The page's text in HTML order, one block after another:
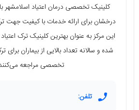
کلینیک تخصصی درمان اعتیاد اسلامشهر
درخشان برای ارائه خدمات با کیفیت جهت
این مرکز به عنوان بهترین کلینیک ترک
شده و سالانه تعداد بالایی از بیماران برای
تخصصی مراجعه
تلفن: